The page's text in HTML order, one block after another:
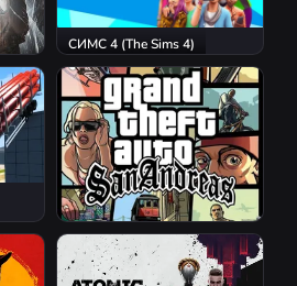
СИМС 4 (The Sims 4)
GTA San Andreas